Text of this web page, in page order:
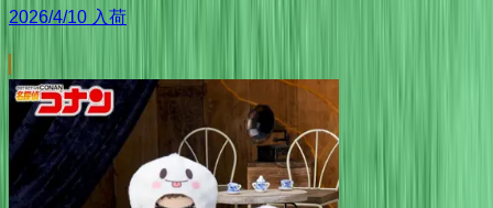
2026/4/10 入荷